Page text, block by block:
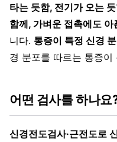
타는 듯함, 전기가 오는
함께, 가벼운 접촉에도
니다. 통증이 특정 신경
경 분포를 따르는 통증이
어떤 검사를 하나요
신경전도검사·근전도로